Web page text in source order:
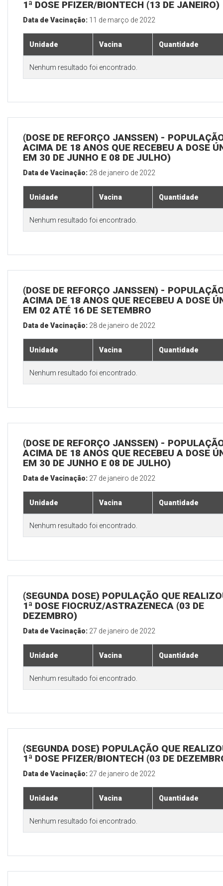
1ª DOSE PFIZER/BIONTECH (13 DE JANEIRO)
Data de Vacinação: 11 de março de 2022
Unidade Vacina Quantidade
Nenhum resultado foi encontrado.
(DOSE DE REFORÇO JANSSEN) -
ACIMA DE 18 ANOS QUE RECEBEU A DOSE
EM 30 DE JUNHO E 08 DE JULHO)
Data de Vacinação: 28 de janeiro de 2022
Unidade Vacina Quantidade
Nenhum resultado foi encontrado.
(DOSE DE REFORÇO JANSSEN) -
ACIMA DE 18 ANOS QUE RECEBEU A DOSE
EM 02 ATÉ 16 DE SETEMBRO
Data de Vacinação: 28 de janeiro de 2022
Unidade Vacina Quantidade
Nenhum resultado foi encontrado.
(DOSE DE REFORÇO JANSSEN) -
ACIMA DE 18 ANOS QUE RECEBEU A DOSE
EM 30 DE JUNHO E 08 DE JULHO)
Data de Vacinação: 27 de janeiro de 2022
Unidade Vacina Quantidade
Nenhum resultado foi encontrado.
(SEGUNDA DOSE) POPULAÇÃO QUE
1ª DOSE FIOCRUZ/ASTRAZENECA (03 DE
DEZEMBRO)
Data de Vacinação: 27 de janeiro de 2022
Unidade Vacina Quantidade
Nenhum resultado foi encontrado.
(SEGUNDA DOSE) POPULAÇÃO QUE
1ª DOSE PFIZER/BIONTECH (03 DE
Data de Vacinação: 27 de janeiro de 2022
Unidade Vacina Quantidade
Nenhum resultado foi encontrado.